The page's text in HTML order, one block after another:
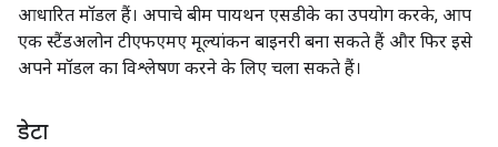
आधारित मॉडल हैं। अपाचे बीम पायथन एसडीके का उपयोग करके, आप
एक स्टैंडअलोन टीएफएमए मूल्यांकन बाइनरी बना सकते हैं और फिर इसे
अपने मॉडल का विश्लेषण करने के लिए चला सकते हैं।
डेटा